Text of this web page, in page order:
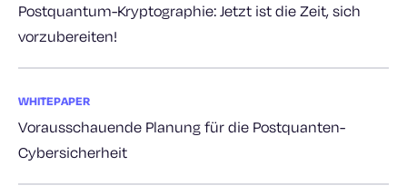
Postquantum-Kryptographie: Jetzt ist die Zeit, sich
vorzubereiten!
WHITEPAPER
Vorausschauende Planung für die Postquanten-
Cybersicherheit